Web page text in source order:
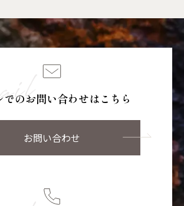
でのお問い合わせはこちら
お問い合わせ